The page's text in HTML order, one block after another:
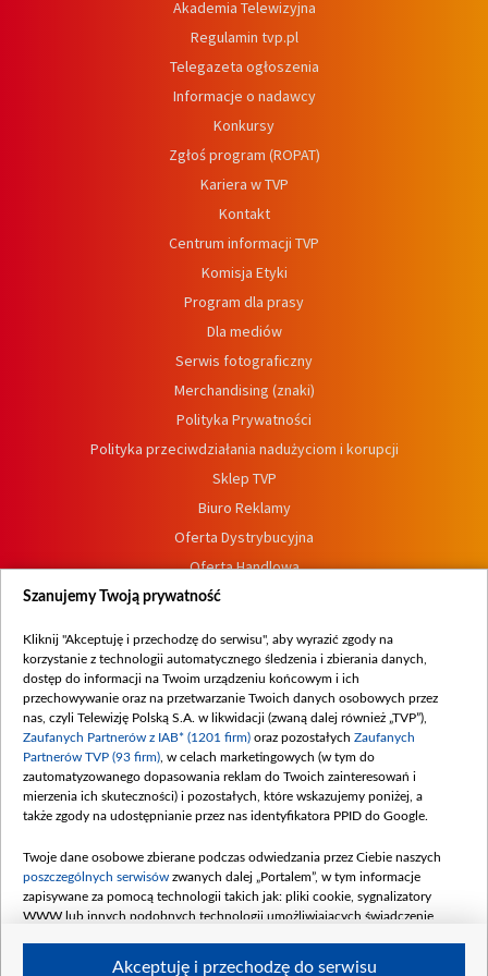
Akademia Telewizyjna
Regulamin tvp.pl
Telegazeta ogłoszenia
Informacje o nadawcy
Konkursy
Zgłoś program (ROPAT)
Kariera w TVP
Kontakt
Centrum informacji TVP
Komisja Etyki
Program dla prasy
Dla mediów
Serwis fotograficzny
Merchandising (znaki)
Polityka Prywatności
Polityka przeciwdziałania nadużyciom i korupcji
Sklep TVP
Biuro Reklamy
Oferta Dystrybucyjna
Oferta Handlowa
Dostępność
Procedura zgłoszeń wewnętrznych
Szanujemy Twoją prywatność
Kliknij "Akceptuję i przechodzę do serwisu", aby wyrazić zgody na
korzystanie z technologii automatycznego śledzenia i zbierania danych,
dostęp do informacji na Twoim urządzeniu końcowym i ich
przechowywanie oraz na przetwarzanie Twoich danych osobowych przez
nas, czyli Telewizję Polską S.A. w likwidacji (zwaną dalej również „TVP”),
Zaufanych Partnerów z IAB* (1201 firm) oraz pozostałych Zaufanych
Partnerów TVP (93 firm) , w celach marketingowych (w tym do
zautomatyzowanego dopasowania reklam do Twoich zainteresowań i
mierzenia ich skuteczności) i pozostałych, które wskazujemy poniżej, a
także zgody na udostępnianie przez nas identyfikatora PPID do Google.
Twoje dane osobowe zbierane podczas odwiedzania przez Ciebie naszych
poszczególnych serwisów zwanych dalej „Portalem”, w tym informacje
zapisywane za pomocą technologii takich jak: pliki cookie, sygnalizatory
WWW lub innych podobnych technologii umożliwiających świadczenie
Akceptuję i przechodzę do serwisu